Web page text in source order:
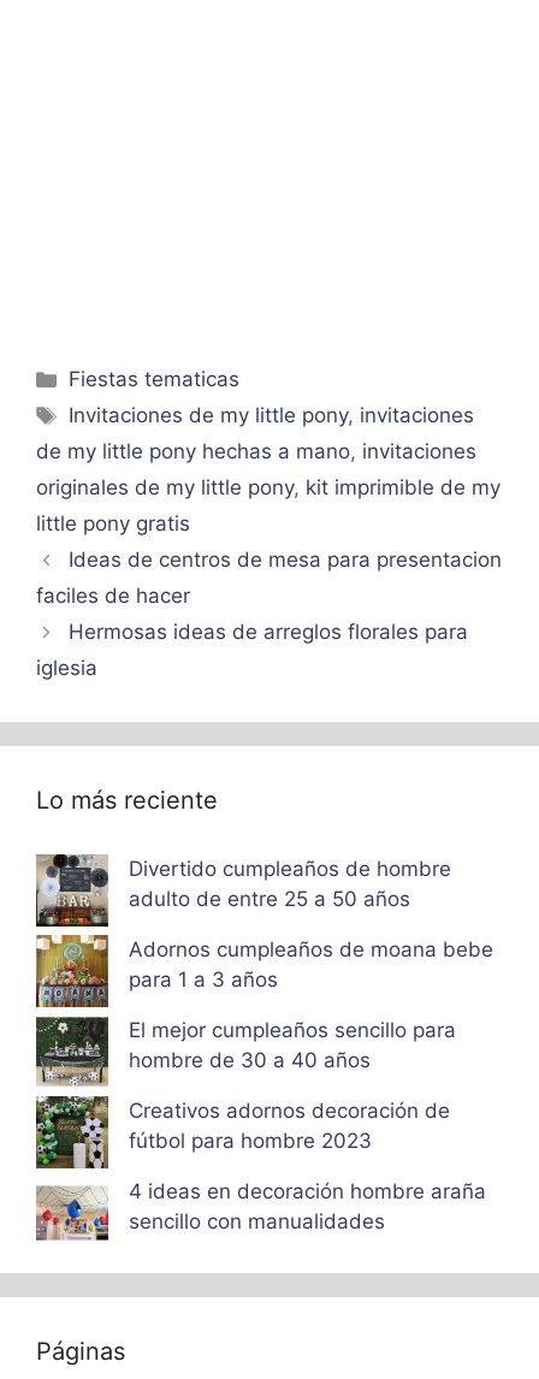
Categorías
Fiestas tematicas
Etiquetas
Invitaciones de my little pony, invitaciones
de my little pony hechas a mano, invitaciones
originales de my little pony, kit imprimible de my
little pony gratis
Ideas de centros de mesa para presentacion
faciles de hacer
Hermosas ideas de arreglos florales para
iglesia
Lo más reciente
Divertido cumpleaños de hombre
adulto de entre 25 a 50 años
Adornos cumpleaños de moana bebe
para 1 a 3 años
El mejor cumpleaños sencillo para
hombre de 30 a 40 años
Creativos adornos decoración de
fútbol para hombre 2023
4 ideas en decoración hombre araña
sencillo con manualidades
Páginas